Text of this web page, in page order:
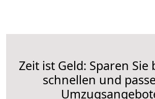
Zeit ist Geld: Sparen Sie
schnellen und